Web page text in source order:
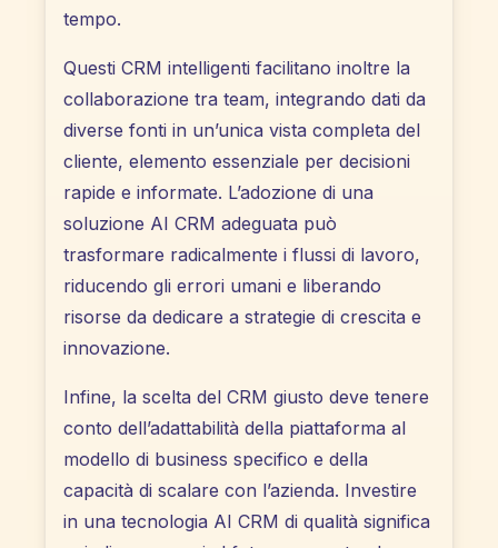
tempo.
Questi CRM intelligenti facilitano inoltre la
collaborazione tra team, integrando dati da
diverse fonti in un’unica vista completa del
cliente, elemento essenziale per decisioni
rapide e informate. L’adozione di una
soluzione AI CRM adeguata può
trasformare radicalmente i flussi di lavoro,
riducendo gli errori umani e liberando
risorse da dedicare a strategie di crescita e
innovazione.
Infine, la scelta del CRM giusto deve tenere
conto dell’adattabilità della piattaforma al
modello di business specifico e della
capacità di scalare con l’azienda. Investire
in una tecnologia AI CRM di qualità significa